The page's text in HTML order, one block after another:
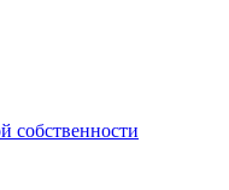
собственности